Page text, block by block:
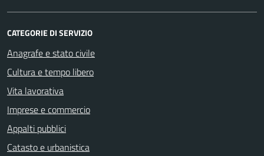
CATEGORIE DI SERVIZIO
Anagrafe e stato civile
Cultura e tempo libero
Vita lavorativa
Imprese e commercio
Appalti pubblici
Catasto e urbanistica